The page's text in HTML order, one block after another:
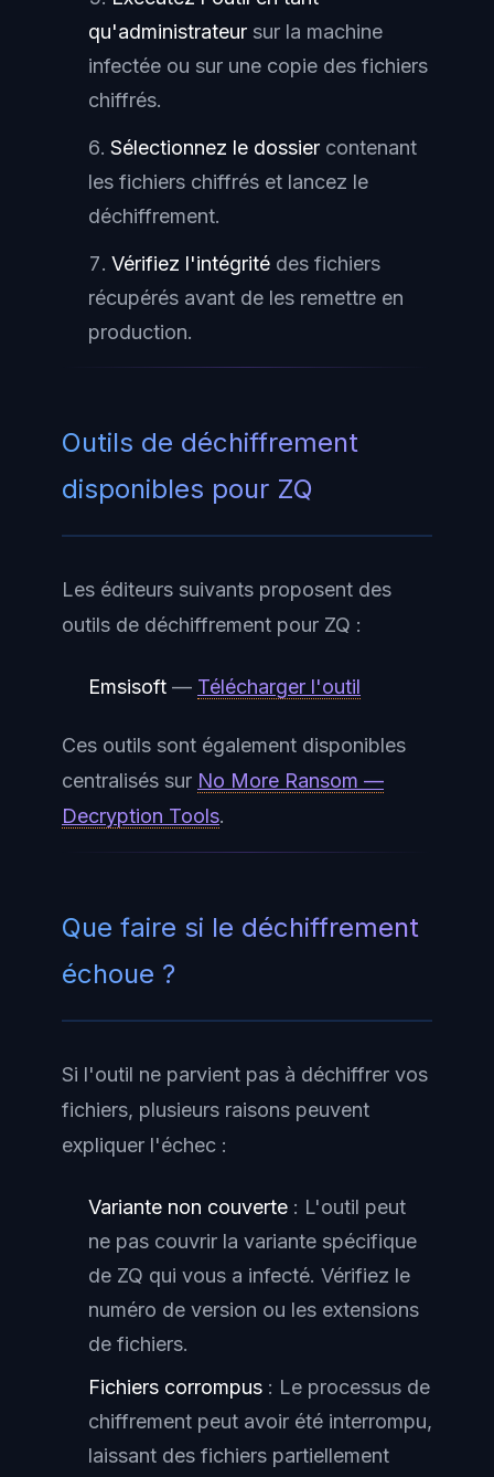
qu'administrateur sur la machine
infectée ou sur une copie des fichiers
chiffrés.
Sélectionnez le dossier contenant
les fichiers chiffrés et lancez le
déchiffrement.
Vérifiez l'intégrité des fichiers
récupérés avant de les remettre en
production.
Outils de déchiffrement
disponibles pour ZQ
Les éditeurs suivants proposent des
outils de déchiffrement pour ZQ :
Emsisoft — Télécharger l'outil
Ces outils sont également disponibles
centralisés sur No More Ransom —
Decryption Tools.
Que faire si le déchiffrement
échoue ?
Si l'outil ne parvient pas à déchiffrer vos
fichiers, plusieurs raisons peuvent
expliquer l'échec :
Variante non couverte : L'outil peut
ne pas couvrir la variante spécifique
de ZQ qui vous a infecté. Vérifiez le
numéro de version ou les extensions
de fichiers.
Fichiers corrompus : Le processus de
chiffrement peut avoir été interrompu,
laissant des fichiers partiellement